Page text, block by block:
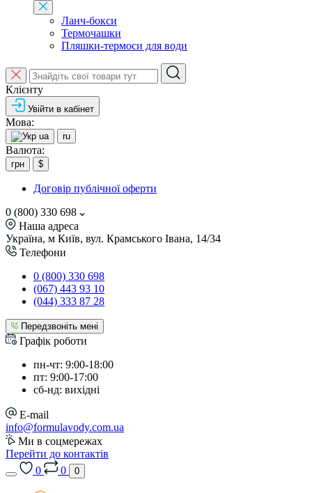
Ланч-бокси
Термочашки
Пляшки-термоси для води
Клієнту
Увійти в кабінет
Мова:
ua ru
Валюта:
грн $
Договір публічної оферти
0 (800) 330 698
Наша адреса
Україна, м Київ, вул. Крамського Івана, 14/34
Телефони
0 (800) 330 698
(067) 443 93 10
(044) 333 87 28
Передзвоніть мені
Графік роботи
пн-чт: 9:00-18:00
пт: 9:00-17:00
сб-нд: вихідні
E-mail
info@formulavody.com.ua
Ми в соцмережах
Перейти до контактів
0
0 0